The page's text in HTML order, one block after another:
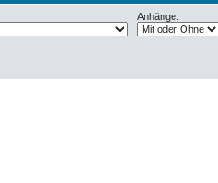
Anhänge: